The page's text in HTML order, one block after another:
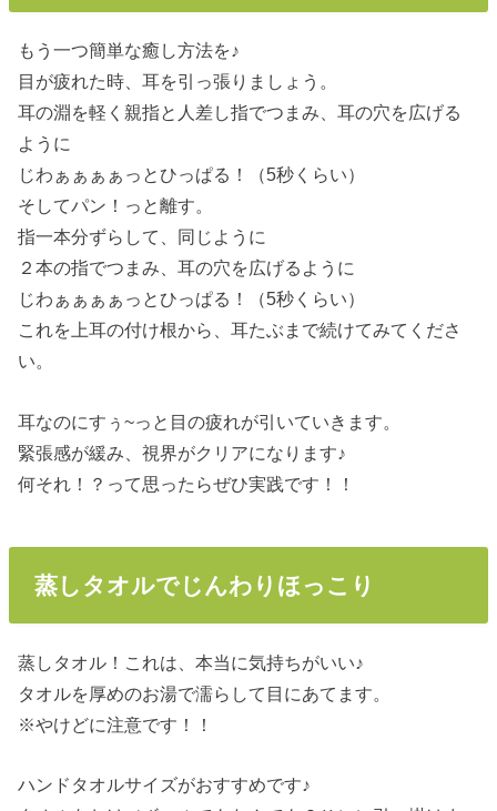
もう一つ簡単な癒し方法を♪
目が疲れた時、耳を引っ張りましょう。
耳の淵を軽く親指と人差し指でつまみ、耳の穴を広げる
ように
じわぁぁぁぁっとひっぱる！（5秒くらい）
そしてパン！っと離す。
指一本分ずらして、同じように
２本の指でつまみ、耳の穴を広げるように
じわぁぁぁぁっとひっぱる！（5秒くらい）
これを上耳の付け根から、耳たぶまで続けてみてくださ
い。
耳なのにすぅ~っと目の疲れが引いていきます。
緊張感が緩み、視界がクリアになります♪
何それ！？って思ったらぜひ実践です！！
蒸しタオルでじんわりほっこり
蒸しタオル！これは、本当に気持ちがいい♪
タオルを厚めのお湯で濡らして目にあてます。
※やけどに注意です！！
ハンドタオルサイズがおすすめです♪